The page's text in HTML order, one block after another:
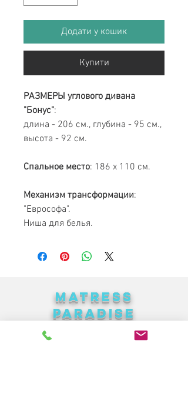
Додати у кошик
Купити
РАЗМЕРЫ углового дивана
"Бонус":
длина - 206 см., глубина - 95 см.,
высота - 92 см.
Спальное место: 186 х 110 см.
Механизм трансформации:
"Еврософа".
Ниша для белья.
MATRESS
PARADISE
Найкращі меблі в Україні за